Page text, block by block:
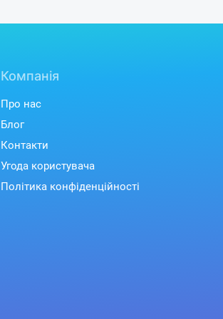
Компанія
Про нас
Блог
Контакти
Угода користувача
Політика конфіденційності